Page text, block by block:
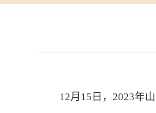
12月 15 日，2023年